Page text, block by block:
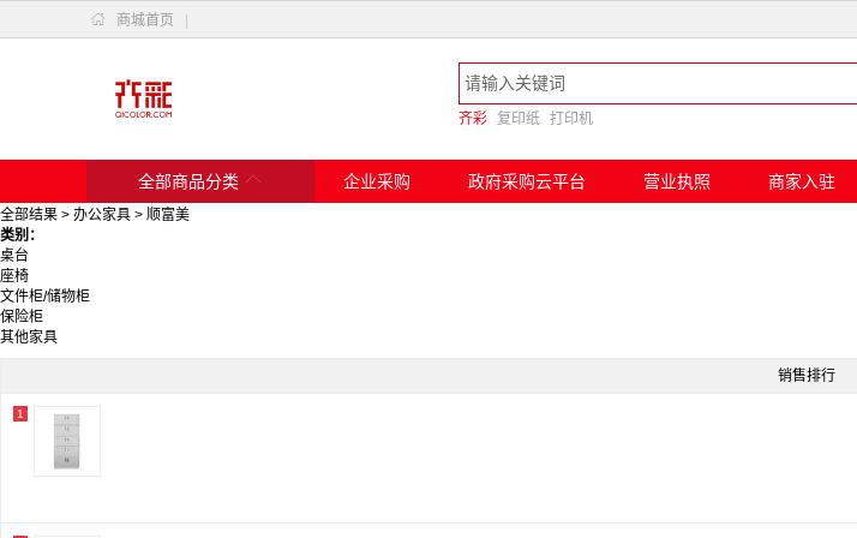
 商城首页
齐彩 复印纸 打印机
全部商品分类  企业采购 政府采购云平台 营业执照 商家入驻
全部结果 > 办公家具 > 顺富美
类别：
桌台
座椅
文件柜/储物柜
保险柜
其他家具
销售排行
1